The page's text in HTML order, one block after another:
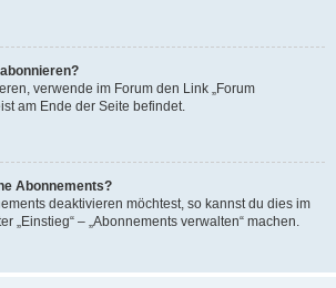
verwende im Forum den Link „Forum
am Ende der Seite befindet.
Abonnements?
deaktivieren möchtest, so kannst du dies im
„Einstieg“ – „Abonnements verwalten“ machen.